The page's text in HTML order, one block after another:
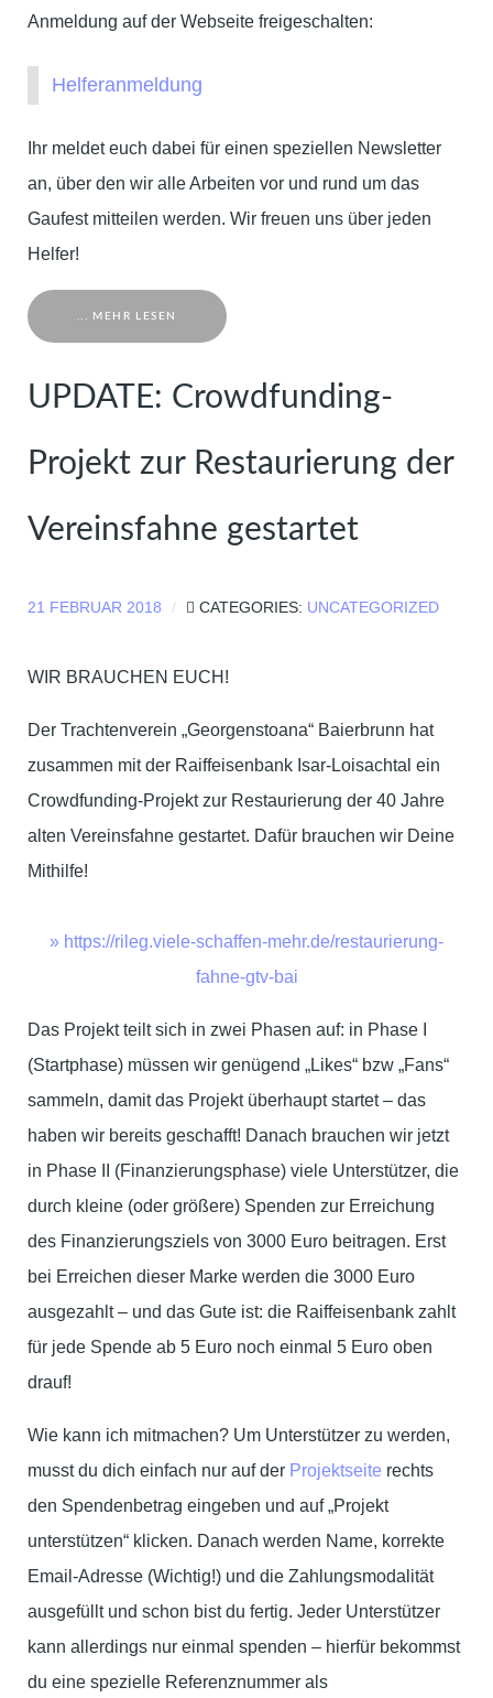
Anmeldung auf der Webseite freigeschalten:
Helferanmeldung
Ihr meldet euch dabei für einen speziellen Newsletter
an, über den wir alle Arbeiten vor und rund um das
Gaufest mitteilen werden. Wir freuen uns über jeden
Helfer!
... MEHR LESEN
UPDATE: Crowdfunding-
Projekt zur Restaurierung der
Vereinsfahne gestartet
21 FEBRUAR 2018 CATEGORIES: UNCATEGORIZED
WIR BRAUCHEN EUCH!
Der Trachtenverein „Georgenstoana“ Baierbrunn hat
zusammen mit der Raiffeisenbank Isar-Loisachtal ein
Crowdfunding-Projekt zur Restaurierung der 40 Jahre
alten Vereinsfahne gestartet. Dafür brauchen wir Deine
Mithilfe!
» https://rileg.viele-schaffen-mehr.de/restaurierung-
fahne-gtv-bai
Das Projekt teilt sich in zwei Phasen auf: in Phase I
(Startphase) müssen wir genügend „Likes“ bzw „Fans“
sammeln, damit das Projekt überhaupt startet – das
haben wir bereits geschafft! Danach brauchen wir jetzt
in Phase II (Finanzierungsphase) viele Unterstützer, die
durch kleine (oder größere) Spenden zur Erreichung
des Finanzierungsziels von 3000 Euro beitragen. Erst
bei Erreichen dieser Marke werden die 3000 Euro
ausgezahlt – und das Gute ist: die Raiffeisenbank zahlt
für jede Spende ab 5 Euro noch einmal 5 Euro oben
drauf!
Wie kann ich mitmachen? Um Unterstützer zu werden,
musst du dich einfach nur auf der Projektseite rechts
den Spendenbetrag eingeben und auf „Projekt
unterstützen“ klicken. Danach werden Name, korrekte
Email-Adresse (Wichtig!) und die Zahlungsmodalität
ausgefüllt und schon bist du fertig. Jeder Unterstützer
kann allerdings nur einmal spenden – hierfür bekommst
du eine spezielle Referenznummer als